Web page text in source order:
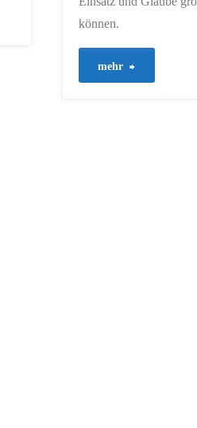
können.
mehr "337